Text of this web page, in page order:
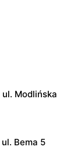
Modlińska
Bema 5